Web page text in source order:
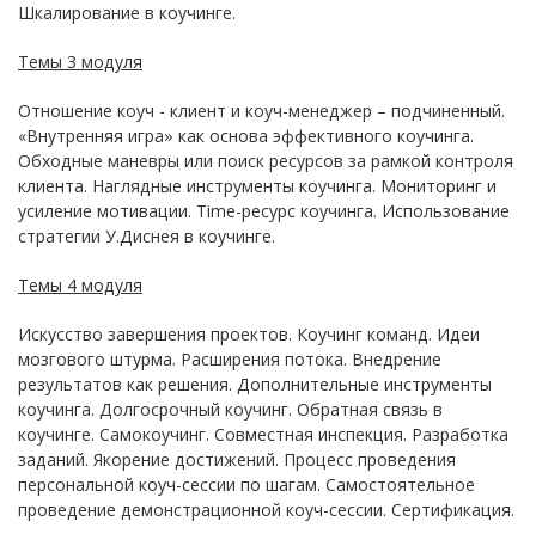
Шкалирование в коучинге.
Темы 3 модуля
Отношение коуч - клиент и коуч-менеджер – подчиненный.
«Внутренняя игра» как основа эффективного коучинга.
Обходные маневры или поиск ресурсов за рамкой контроля
клиента. Наглядные инструменты коучинга. Мониторинг и
усиление мотивации. Time-ресурс коучинга. Использование
стратегии У.Диснея в коучинге.
Темы 4 модуля
Искусство завершения проектов. Коучинг команд. Идеи
мозгового штурма. Расширения потока. Внедрение
результатов как решения. Дополнительные инструменты
коучинга. Долгосрочный коучинг. Обратная связь в
коучинге. Самокоучинг. Совместная инспекция. Разработка
заданий. Якорение достижений. Процесс проведения
персональной коуч-сессии по шагам. Самостоятельное
проведение демонстрационной коуч-сессии. Сертификация.